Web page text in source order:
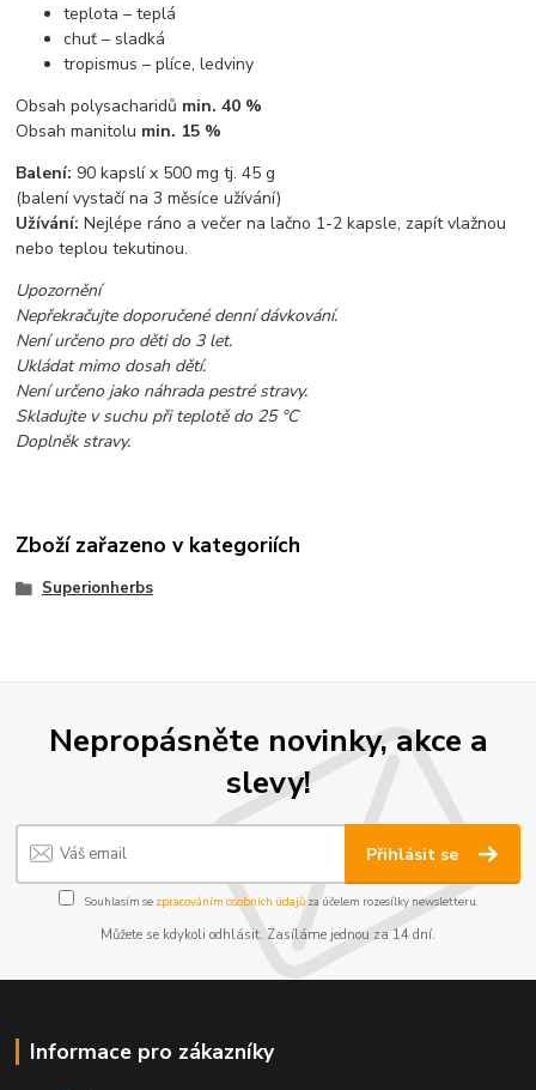
teplota – teplá
chuť – sladká
tropismus – plíce, ledviny
Obsah polysacharidů min. 40 %
Obsah manitolu min. 15 %
Balení: 90 kapslí x 500 mg tj. 45 g
(balení vystačí na 3 měsíce užívání)
Užívání: Nejlépe ráno a večer na lačno 1-2 kapsle, zapít vlažnou
nebo teplou tekutinou.
Upozornění
Nepřekračujte doporučené denní dávkování.
Není určeno pro děti do 3 let.
Ukládat mimo dosah dětí.
Není určeno jako náhrada pestré stravy.
Skladujte v suchu při teplotě do 25 °C
Doplněk stravy.
Zboží zařazeno v kategoriích
Superionherbs
Nepropásněte novinky, akce a
slevy!
Přihlásit se
Souhlasím se zpracováním osobních údajůza účelem rozesílky newsletteru.
Můžete se kdykoli odhlásit. Zasíláme jednou za 14 dní.
Informace pro zákazníky